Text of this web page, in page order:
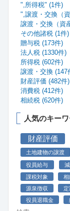
",所得税" (1件)
",譲渡・交換（
譲渡・交換（資
その他諸税 (1件)
贈与税 (173件)
法人税 (1330件)
所得税 (602件)
譲渡・交換 (147
財産評価 (482件)
消費税 (412件)
相続税 (620件)
人気のキー
財産評価
土地建物の譲渡
役員給与
課税対象
相
源泉徴収
役員退職金